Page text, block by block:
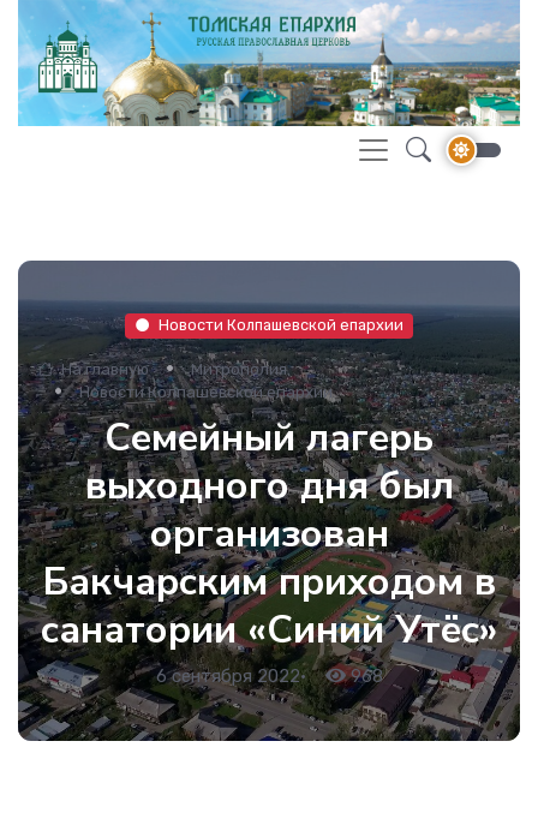
Новости Колпашевской епархии
На главную
Митрополия
Новости Колпашевской епархии
Семейный лагерь
выходного дня был
организован
Бакчарским приходом в
санатории «Синий Утёс»
6 сентября 2022• 968